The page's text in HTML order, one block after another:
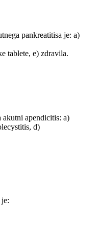
pankreatitisa je: a)
tablete, e) zdravila.
akutni apendicitis: a)
d)